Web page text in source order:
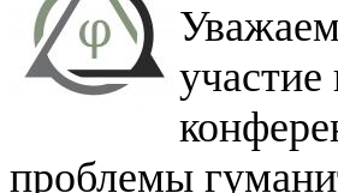
проблемы